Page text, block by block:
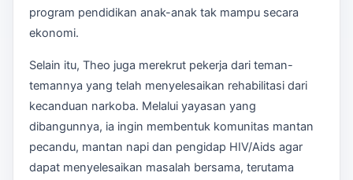
program pendidikan anak-anak tak mampu secara
ekonomi.
Selain itu, Theo juga merekrut pekerja dari teman-
temannya yang telah menyelesaikan rehabilitasi dari
kecanduan narkoba. Melalui yayasan yang
dibangunnya, ia ingin membentuk komunitas mantan
pecandu, mantan napi dan pengidap HIV/Aids agar
dapat menyelesaikan masalah bersama, terutama